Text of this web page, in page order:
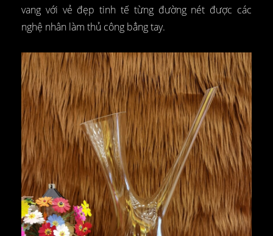
vang với vẻ đẹp tinh tế từng đường nét được các
nghệ nhân làm thủ công bẳng tay.